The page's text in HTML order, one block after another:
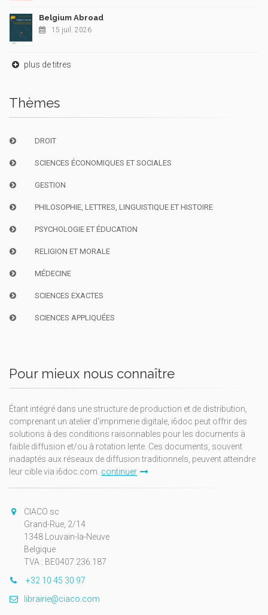
Belgium Abroad
15 juil. 2026
plus de titres
Thèmes
DROIT
SCIENCES ÉCONOMIQUES ET SOCIALES
GESTION
PHILOSOPHIE, LETTRES, LINGUISTIQUE ET HISTOIRE
PSYCHOLOGIE ET ÉDUCATION
RELIGION ET MORALE
MÉDECINE
SCIENCES EXACTES
SCIENCES APPLIQUÉES
Pour mieux nous connaître
Étant intégré dans une structure de production et de distribution,
comprenant un atelier d'imprimerie digitale, i6doc peut offrir des
solutions à des conditions raisonnables pour les documents à
faible diffusion et/ou à rotation lente. Ces documents, souvent
inadaptés aux réseaux de diffusion traditionnels, peuvent atteindre
leur cible via i6doc.com. continuer
CIACO sc
Grand-Rue, 2/14
1348 Louvain-la-Neuve
Belgique
TVA : BE0407.236.187
+32 10 45 30 97
librairie@ciaco.com